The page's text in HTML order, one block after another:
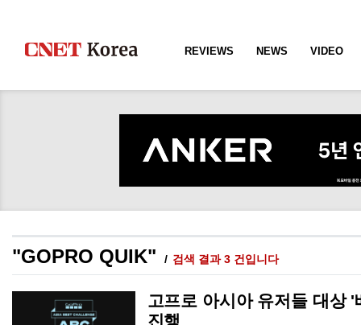
REVIEWS NEWS VIDEO
"GOPRO QUIK" 검색 결과 3 건입니다
고프로 아시아 유저들 대상
진행